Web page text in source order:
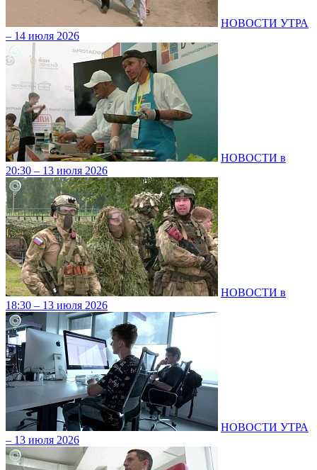
НОВОСТИ УТРА
– 14 июля 2026
НОВОСТИ в
20:30 – 13 июля 2026
НОВОСТИ в
18:30 – 13 июля 2026
НОВОСТИ УТРА
– 13 июля 2026